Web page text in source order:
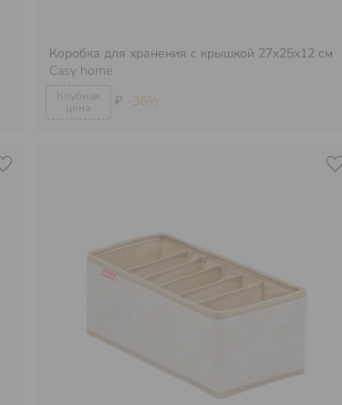
₽ -36%
Коробка для хранения с крышкой 27х25х12 см
Casy home